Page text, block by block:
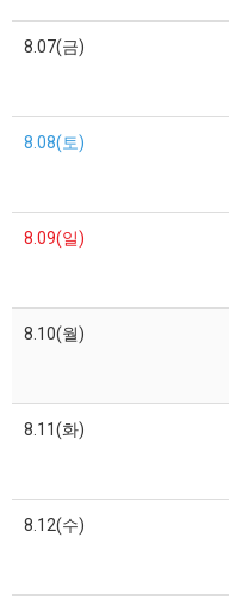
8.07(금)
8.08(토)
8.09(일)
8.10(월)
8.11(화)
8.12(수)